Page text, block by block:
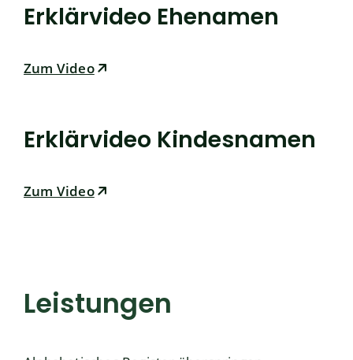
Erklärvideo Ehenamen
Zum Video
Erklärvideo Kindesnamen
Zum Video
Leistungen